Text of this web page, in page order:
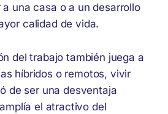
una casa o a un desarrollo
calidad de vida.
del trabajo también juega a
híbridos o remotos, vivir
de ser una desventaja
el atractivo del